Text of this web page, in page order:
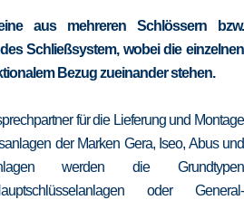
aus mehreren Schlössern bzw.
Schließsystem, wobei die einzelnen
Bezug zueinander stehen.
für die Lieferung und Montage
der Marken Gera, Iseo, Abus und
werden die Grundtypen
oder General-